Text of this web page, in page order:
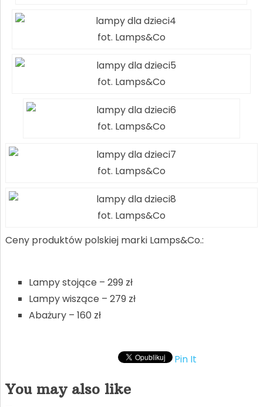
fot. Lamps&Co
fot. Lamps&Co
fot. Lamps&Co
fot. Lamps&Co
fot. Lamps&Co
Ceny produktów polskiej marki Lamps&Co.:
Lampy stojące – 299 zł
Lampy wiszące – 279 zł
Abażury – 160 zł
Pin It
You may also like